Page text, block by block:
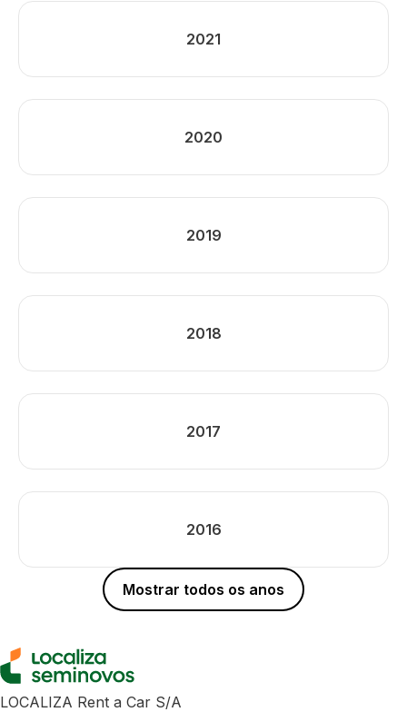
2021
2020
2019
2018
2017
2016
Mostrar todos os anos
LOCALIZA Rent a Car S/A